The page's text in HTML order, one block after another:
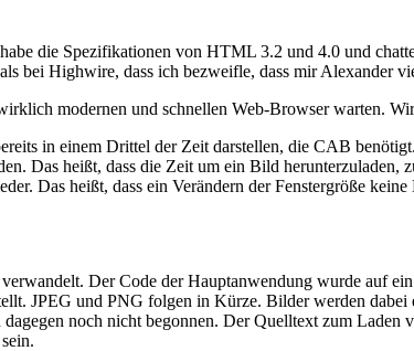
die Spezifikationen von HTML 3.2 und 4.0 und
bei Highwire, dass ich bezweifle, dass mir Alexander
modernen und schnellen Web-Browser warten.
in einem Drittel der Zeit darstellen, die CAB
Das heißt, dass die Zeit um ein Bild
Das heißt, dass ein Verändern der Fenstergröße
Der Code der Hauptanwendung wurde auf
JPEG und PNG folgen in Kürze. Bilder werden
noch nicht begonnen. Der Quelltext zum